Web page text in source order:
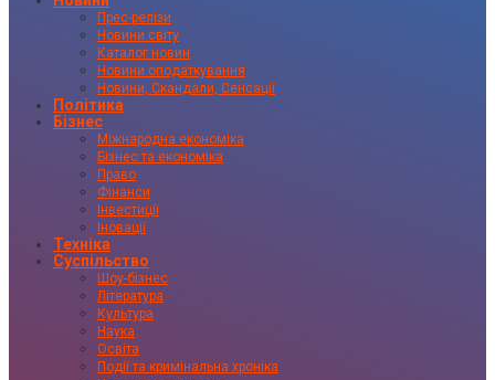
Прес-релізи
Новини світу
Каталог новин
Новини оподаткування
Новини, Скандали, Сенсації
Політика
Бізнес
Міжнародна економіка
Бізнес та економіка
Право
Фінанси
Інвестиції
Іновації
Техніка
Суспільство
Шоу-бізнес
Література
Культура
Наука
Освіта
Події та кримінальна хроніка